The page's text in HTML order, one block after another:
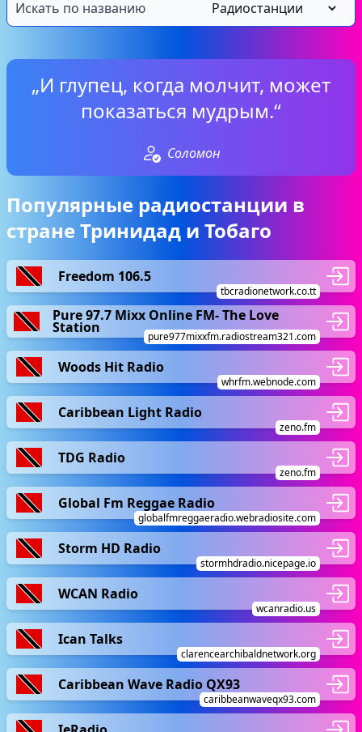
„И глупец, когда молчит, может
показаться мудрым.“
Соломон
Популярные радиостанции в
стране Тринидад и Тобаго
Freedom 106.5
tbcradionetwork.co.tt
Pure 97.7 Mixx Online FM- The Love
Station
pure977mixxfm.radiostream321.com
Woods Hit Radio
whrfm.webnode.com
Caribbean Light Radio
zeno.fm
TDG Radio
zeno.fm
Global Fm Reggae Radio
globalfmreggaeradio.webradiosite.com
Storm HD Radio
stormhdradio.nicepage.io
WCAN Radio
wcanradio.us
Ican Talks
clarencearchibaldnetwork.org
Caribbean Wave Radio QX93
caribbeanwaveqx93.com